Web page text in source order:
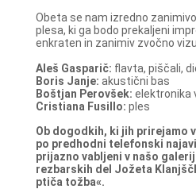
Obeta se nam izredno
plesa, ki ga bodo prekaljeni
enkraten in zanimiv zvočno
Aleš Gasparič: flavta, piščali,
Boris Janje: akustični bas
Boštjan Perovšek: elektronika
Cristiana Fusillo: ples
Ob dogodkih, ki jih prirejamo
po predhodni telefonski
prijazno vabljeni v našo
rezbarskih del Jožeta
ptiča tožba«.